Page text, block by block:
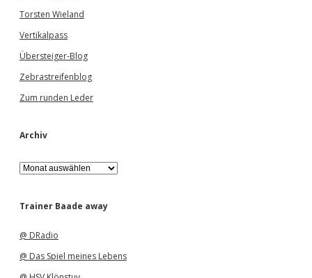
Torsten Wieland
Vertikalpass
Übersteiger-Blog
Zebrastreifenblog
Zum runden Leder
Archiv
A
r
h
Trainer Baade away
@ DRadio
@ Das Spiel meines Lebens